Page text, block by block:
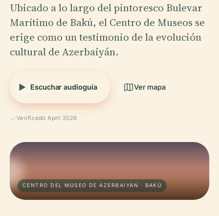
Ubicado a lo largo del pintoresco Bulevar
Marítimo de Bakú, el Centro de Museos se
erige como un testimonio de la evolución
cultural de Azerbaiyán.
Escuchar audioguía Ver mapa
Verificado April 2026
CENTRO DEL MUSEO DE AZERBAIYÁN · BAKÚ